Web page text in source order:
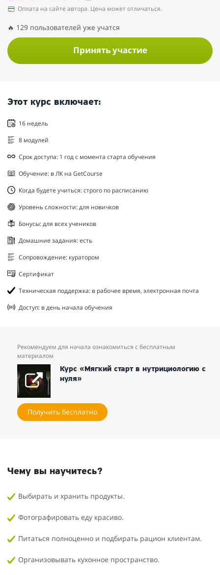
Оплата на сайте автора. Цена может отличаться.
🔥 129 пользователей уже учатся
Принять участие
Этот курс включает:
16 недель
8 модулей
Срок доступа: 1 год с момента старта обучения
Обучение: в ЛК на GetCourse
Когда будете учиться: строго по расписанию
Уровень сложности: для новичков
Бонусы: для всех учеников
Домашние задания: есть
Сопровождение: куратором
Сертификат
Техническая поддержка: в рабочее время, электронная почта
Доступ: в день начала обучения
Рекомендуем для начала ознакомиться с бесплатным
материалом
Курс «Мягкий старт в нутрициологию с
нуля»
Получить бесплатно
Чему вы научитесь?
Выбирать и хранить продукты.
Фотографировать еду красиво.
Питаться полноценно и подбирать рацион клиентам.
Организовывать кухонное пространство.